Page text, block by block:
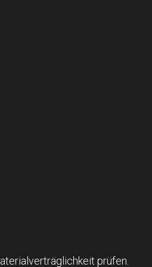
prüfen.